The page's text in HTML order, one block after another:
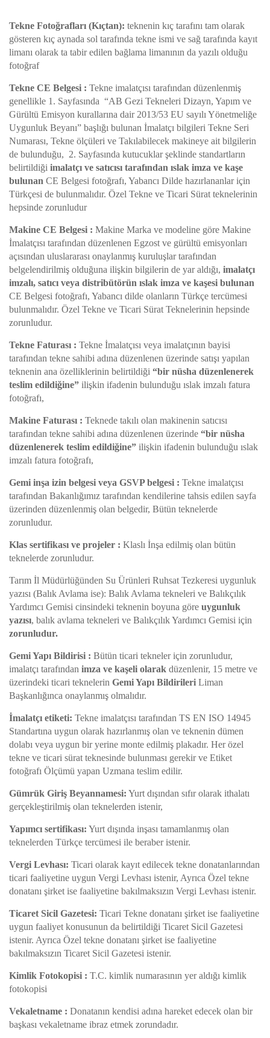
Tekne Fotoğrafları (Kıçtan): teknenin kıç tarafını tam olarak
gösteren kıç aynada sol tarafında tekne ismi ve sağ tarafında kayıt
limanı olarak ta tabir edilen bağlama limanının da yazılı olduğu
fotoğraf
Tekne CE Belgesi : Tekne imalatçısı tarafından düzenlenmiş
genellikle 1. Sayfasında “AB Gezi Tekneleri Dizayn, Yapım ve
Gürültü Emisyon kurallarına dair 2013/53 EU sayılı Yönetmeliğe
Uygunluk Beyanı” başlığı bulunan İmalatçı bilgileri Tekne Seri
Numarası, Tekne ölçüleri ve Takılabilecek makineye ait bilgilerin
de bulunduğu, 2. Sayfasında kutucuklar şeklinde standartların
belirtildiği imalatçı ve satıcısı tarafından ıslak imza ve kaşe
bulunan CE Belgesi fotoğrafı, Yabancı Dilde hazırlananlar için
Türkçesi de bulunmalıdır. Özel Tekne ve Ticari Sürat teknelerinin
hepsinde zorunludur
Makine CE Belgesi : Makine Marka ve modeline göre Makine
İmalatçısı tarafından düzenlenen Egzost ve gürültü emisyonları
açısından uluslararası onaylanmış kuruluşlar tarafından
belgelendirilmiş olduğuna ilişkin bilgilerin de yar aldığı, imalatçı
imzalı, satıcı veya distribütörün ıslak imza ve kaşesi bulunan
CE Belgesi fotoğrafı, Yabancı dilde olanların Türkçe tercümesi
bulunmalıdır. Özel Tekne ve Ticari Sürat Teknelerinin hepsinde
zorunludur.
Tekne Faturası : Tekne İmalatçısı veya imalatçının bayisi
tarafından tekne sahibi adına düzenlenen üzerinde satışı yapılan
teknenin ana özelliklerinin belirtildiği “bir nüsha düzenlenerek
teslim edildiğine” ilişkin ifadenin bulunduğu ıslak imzalı fatura
fotoğrafı,
Makine Faturası : Teknede takılı olan makinenin satıcısı
tarafından tekne sahibi adına düzenlenen üzerinde “bir nüsha
düzenlenerek teslim edildiğine” ilişkin ifadenin bulunduğu ıslak
imzalı fatura fotoğrafı,
Gemi inşa izin belgesi veya GSVP belgesi : Tekne imalatçısı
tarafından Bakanlığımız tarafından kendilerine tahsis edilen sayfa
üzerinden düzenlenmiş olan belgedir, Bütün teknelerde
zorunludur.
Klas sertifikası ve projeler : Klaslı İnşa edilmiş olan bütün
teknelerde zorunludur.
Tarım İl Müdürlüğünden Su Ürünleri Ruhsat Tezkeresi uygunluk
yazısı (Balık Avlama ise): Balık Avlama tekneleri ve Balıkçılık
Yardımcı Gemisi cinsindeki teknenin boyuna göre uygunluk
yazısı, balık avlama tekneleri ve Balıkçılık Yardımcı Gemisi için
zorunludur.
Gemi Yapı Bildirisi : Bütün ticari tekneler için zorunludur,
imalatçı tarafından imza ve kaşeli olarak düzenlenir, 15 metre ve
üzerindeki ticari teknelerin Gemi Yapı Bildirileri Liman
Başkanlığınca onaylanmış olmalıdır.
İmalatçı etiketi: Tekne imalatçısı tarafından TS EN ISO 14945
Standartına uygun olarak hazırlanmış olan ve teknenin dümen
dolabı veya uygun bir yerine monte edilmiş plakadır. Her özel
tekne ve ticari sürat teknesinde bulunması gerekir ve Etiket
fotoğrafı Ölçümü yapan Uzmana teslim edilir.
Gümrük Giriş Beyannamesi: Yurt dışından sıfır olarak ithalatı
gerçekleştirilmiş olan teknelerden istenir,
Yapımcı sertifikası: Yurt dışında inşası tamamlanmış olan
teknelerden Türkçe tercümesi ile beraber istenir.
Vergi Levhası: Ticari olarak kayıt edilecek tekne donatanlarından
ticari faaliyetine uygun Vergi Levhası istenir, Ayrıca Özel tekne
donatanı şirket ise faaliyetine bakılmaksızın Vergi Levhası istenir.
Ticaret Sicil Gazetesi: Ticari Tekne donatanı şirket ise faaliyetine
uygun faaliyet konusunun da belirtildiği Ticaret Sicil Gazetesi
istenir. Ayrıca Özel tekne donatanı şirket ise faaliyetine
bakılmaksızın Ticaret Sicil Gazetesi istenir.
Kimlik Fotokopisi : T.C. kimlik numarasının yer aldığı kimlik
fotokopisi
Vekaletname : Donatanın kendisi adına hareket edecek olan bir
başkası vekaletname ibraz etmek zorundadır.